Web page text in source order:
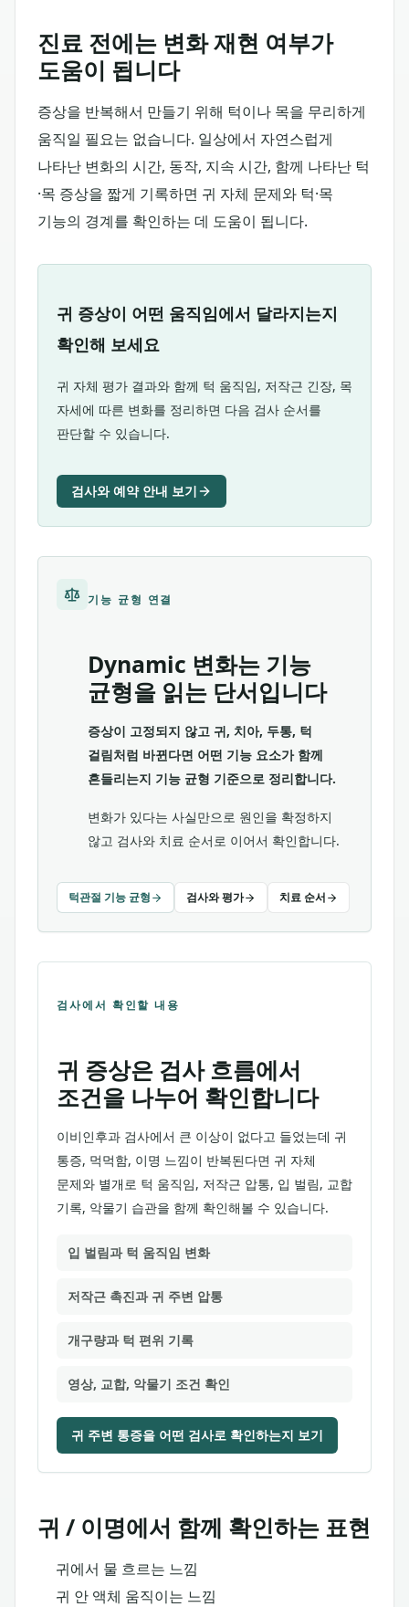
진료 전에는 변화 재현 여부가
도움이 됩니다
증상을 반복해서 만들기 위해 턱이나 목을 무리하게
움직일 필요는 없습니다. 일상에서 자연스럽게
나타난 변화의 시간, 동작, 지속 시간, 함께 나타난 턱
·목 증상을 짧게 기록하면 귀 자체 문제와 턱·목
기능의 경계를 확인하는 데 도움이 됩니다.
귀 증상이 어떤 움직임에서 달라지는지
확인해 보세요
귀 자체 평가 결과와 함께 턱 움직임, 저작근 긴장, 목
자세에 따른 변화를 정리하면 다음 검사 순서를
판단할 수 있습니다.
검사와 예약 안내 보기
기능 균형 연결
Dynamic 변화는 기능
균형을 읽는 단서입니다
증상이 고정되지 않고 귀, 치아, 두통, 턱
걸림처럼 바뀐다면 어떤 기능 요소가 함께
흔들리는지 기능 균형 기준으로 정리합니다.
변화가 있다는 사실만으로 원인을 확정하지
않고 검사와 치료 순서로 이어서 확인합니다.
턱관절 기능 균형 검사와 평가 치료 순서
검사에서 확인할 내용
귀 증상은 검사 흐름에서
조건을 나누어 확인합니다
이비인후과 검사에서 큰 이상이 없다고 들었는데 귀
통증, 먹먹함, 이명 느낌이 반복된다면 귀 자체
문제와 별개로 턱 움직임, 저작근 압통, 입 벌림, 교합
기록, 악물기 습관을 함께 확인해볼 수 있습니다.
입 벌림과 턱 움직임 변화
저작근 촉진과 귀 주변 압통
개구량과 턱 편위 기록
영상, 교합, 악물기 조건 확인
귀 주변 통증을 어떤 검사로 확인하는지 보기
귀 / 이명에서 함께 확인하는 표현
귀에서 물 흐르는 느낌
귀 안 액체 움직이는 느낌